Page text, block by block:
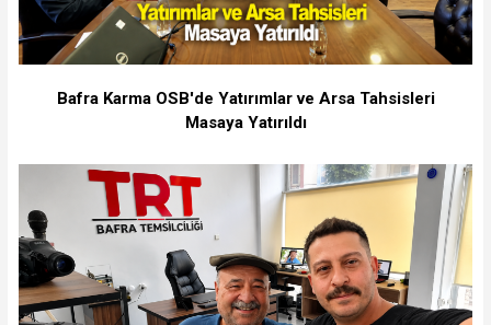
Bafra Karma OSB'de Yatırımlar ve Arsa Tahsisleri
Masaya Yatırıldı